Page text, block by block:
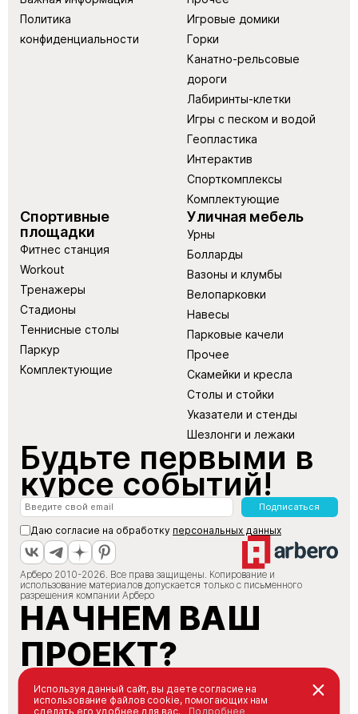
Политика
конфиденциальности
Игровые домики
Горки
Канатно-рельсовые
дороги
Лабиринты-клетки
Игры с песком и водой
Геопластика
Интерактив
Спорткомплексы
Комплектующие
Спортивные
площадки
Фитнес станция
Workout
Тренажеры
Стадионы
Теннисные столы
Паркур
Комплектующие
Уличная мебель
Урны
Болларды
Вазоны и клумбы
Велопарковки
Навесы
Парковые качели
Прочее
Скамейки и кресла
Столы и стойки
Указатели и стенды
Шезлонги и лежаки
Будьте первыми в
курсе событий!
Подписаться
Даю согласие на обработку персональных данных
Арберо 2010-2026. Все права защищены. Копирование и
использование материалов допускается только с письменного
разрешения компании Арберо
НАЧНЕМ ВАШ
ПРОЕКТ?
+7 (495) 147-66-88
Используя данный сайт, вы даете согласие на
использование файлов cookie, помогающих нам
сделать его удобнее для вас.
Подробнее